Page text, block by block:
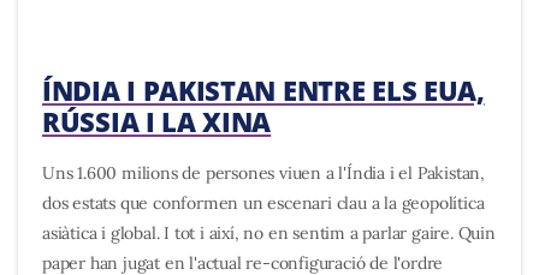
ÍNDIA I PAKISTAN ENTRE ELS EUA,
RÚSSIA I LA XINA
Uns 1.600 milions de persones viuen a l'Índia i el Pakistan,
dos estats que conformen un escenari clau a la geopolítica
asiàtica i global. I tot i així, no en sentim a parlar gaire. Quin
paper han jugat en l'actual re-configuració de l'ordre